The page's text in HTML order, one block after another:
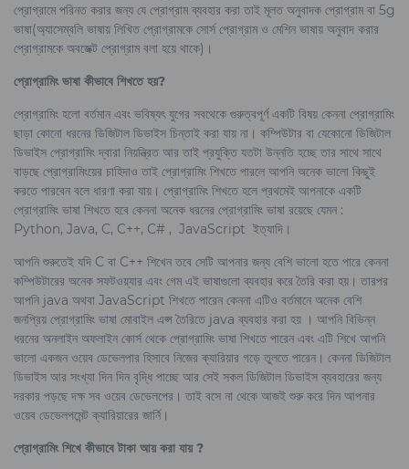
প্রোগ্রামে পরিনত করার জন্য যে প্রোগ্রাম ব্যবহার করা তাই মূলত অনুবাদক প্রোগ্রাম বা 5g
ভাষা(অ্যাসেম্বলি ভাষায় লিখিত প্রোগ্রামকে সোর্স প্রোগ্রাম ও মেশিন ভাষায় অনুবাদ করার
প্রোগ্রামকে অবজেক্ট প্রোগ্রাম বলা হয়ে থাকে)।
প্রোগ্রামিং ভাষা কীভাবে শিখতে হয়?
প্রোগ্রামিং হলো বর্তমান এবং ভবিষ্যৎ যুগের সবথেকে গুরুত্বপূর্ণ একটি বিষয় কেননা প্রোগ্রামিং
ছাড়া কোনো ধরনের ডিজিটাল ডিভাইস চিন্তাই করা যায় না। কম্পিউটার বা যেকোনো ডিজিটাল
ডিভাইস প্রোগ্রামিং দ্বারা নিয়ন্ত্রিত আর তাই প্রযুক্তি যতটা উন্নতি হচ্ছে তার সাথে সাথে
বাড়ছে প্রোগ্রামিংয়ের চাহিদাও তাই প্রোগ্রামিং শিখতে পারলে আপনি অনেক ভালো কিছুই
করতে পারবেন বলে ধারণা করা যায়। প্রোগ্রামিং শিখতে হলে প্রথমেই আপনাকে একটি
প্রোগ্রামিং ভাষা শিখতে হবে কেননা অনেক ধরনের প্রোগ্রামিং ভাষা রয়েছে যেমন :
Python, Java, C, C++, C# , JavaScript ইত্যাদি।
আপনি শুরুতেই যদি C বা C++ শিখেন তবে সেটি আপনার জন্য বেশি ভালো হতে পারে কেননা
কম্পিউটারের অনেক সফটওয়্যার এবং গেম এই ভাষাগুলো ব্যবহার করে তৈরি করা হয়। তারপর
আপনি java অথবা JavaScript শিখতে পারেন কেননা এটিও বর্তমানে অনেক বেশি
জনপ্রিয় প্রোগ্রামিং ভাষা মোবাইল এপ্স তৈরিতে java ব্যবহার করা হয় । আপনি বিভিন্ন
ধরনের অনলাইন অফলাইন কোর্স থেকে প্রোগ্রামিং ভাষা শিখতে পারেন এবং এটি শিখে আপনি
ভালো একজন ওয়েব ডেভেলপার হিসাবে নিজের ক্যারিয়ার গড়ে তুলতে পারেন। কেননা ডিজিটাল
ডিভাইস আর সংখ্যা দিন দিন বৃদ্ধি পাচ্ছে আর সেই সকল ডিজিটাল ডিভাইস ব্যবহারের জন্য
দরকার পড়ছে দক্ষ সব ওয়েব ডেভেলপের। তাই বসে না থেকে আজই শুরু করে দিন আপনার
ওয়েব ডেভেলপমেন্ট ক্যারিয়ারের জার্নি।
প্রোগ্রামিং শিখে কীভাবে টাকা আয় করা যায় ?